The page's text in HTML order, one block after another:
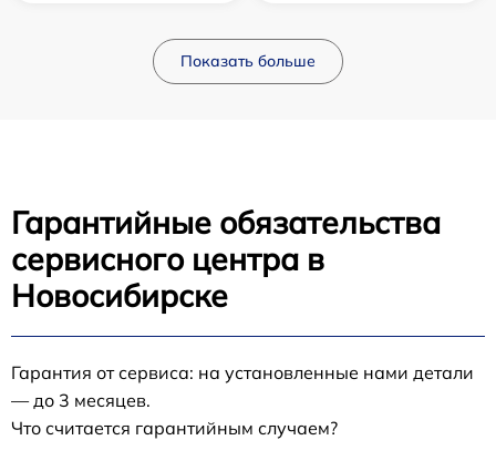
Показать больше
Гарантийные обязательства
сервисного центра в
Новосибирске
Гарантия от сервиса: на установленные нами детали
— до 3 месяцев.
Что считается гарантийным случаем?